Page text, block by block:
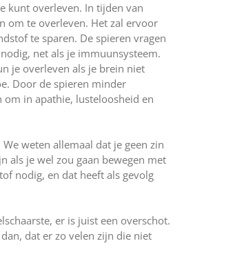
kunt overleven. In tijden van
om te overleven. Het zal ervoor
te sparen. De spieren vragen
net als je immuunsysteem.
je overleven als je brein niet
Door de spieren minder
in apathie, lusteloosheid en
weten allemaal dat je geen zin
als je wel zou gaan bewegen met
nodig, en dat heeft als gevolg
er is juist een overschot.
dat er zo velen zijn die niet